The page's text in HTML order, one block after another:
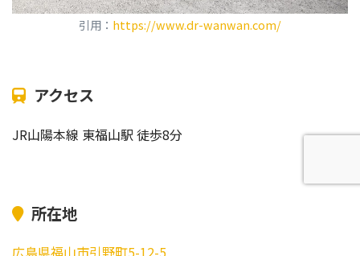
引用： https://www.dr-wanwan.com/
アクセス
JR山陽本線 東福山駅 徒歩8分
所在地
広島県福山市引野町5-12-5